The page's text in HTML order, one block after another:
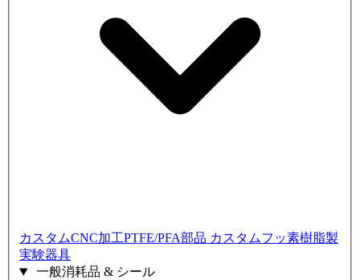
カスタムCNC加工PTFE/PFA部品 カスタムフッ素樹脂製
実験器具
一般消耗品 & シール